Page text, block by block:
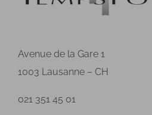
Avenue de la Gare 1
1003 Lausanne – CH
021 351 45 01